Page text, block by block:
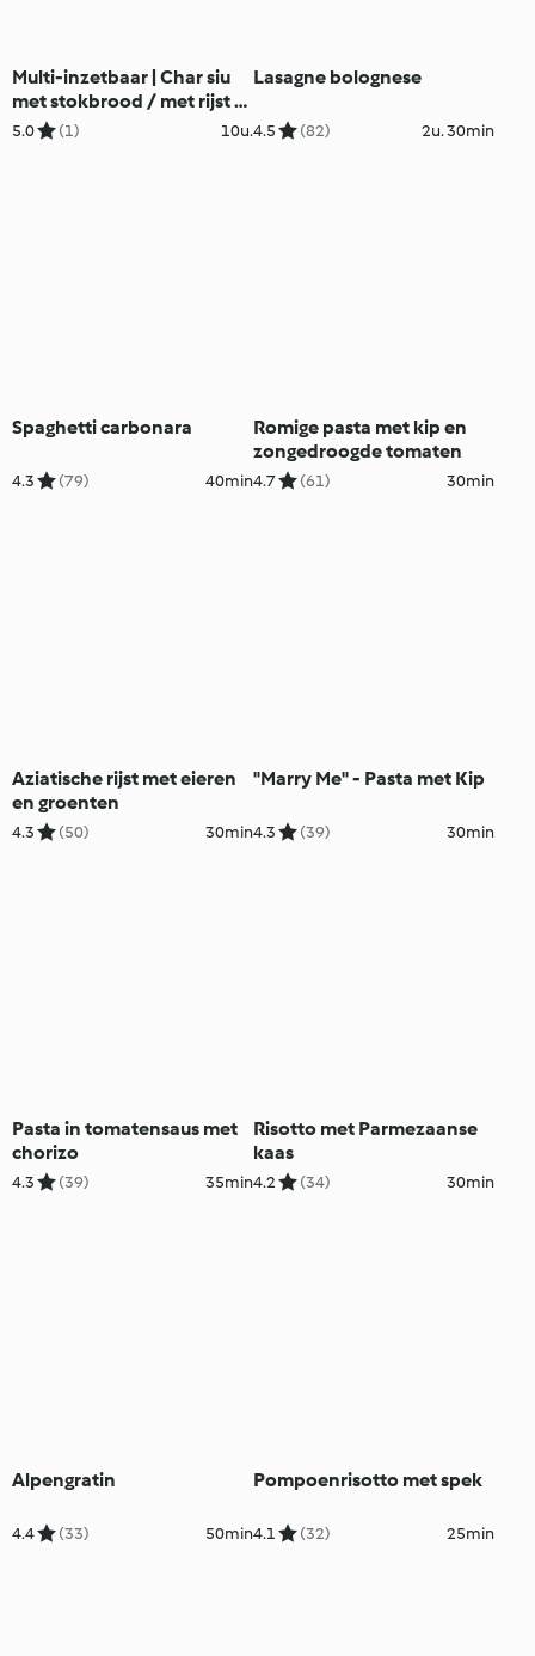
Multi-inzetbaar | Char siu
met stokbrood / met rijst /
met noedelsoep
5.0 (1) 10u.
Lasagne bolognese
4.5 (82) 2u. 30min
Spaghetti carbonara
4.3 (79) 40min
Romige pasta met kip en
zongedroogde tomaten
4.7 (61) 30min
Aziatische rijst met eieren
en groenten
4.3 (50) 30min
"Marry Me" - Pasta met Kip
4.3 (39) 30min
Pasta in tomatensaus met
chorizo
4.3 (39) 35min
Risotto met Parmezaanse
kaas
4.2 (34) 30min
Alpengratin
4.4 (33) 50min
Pompoenrisotto met spek
4.1 (32) 25min